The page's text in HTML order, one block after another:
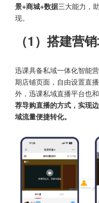
景+商城+数据三大能力，
现。
（1）搭建营
迅课具备私域一体化智能
期店铺页面，自由设置直
外，迅课私域直播平台也
荐导购直播的方式，实现
域流量便捷转化。